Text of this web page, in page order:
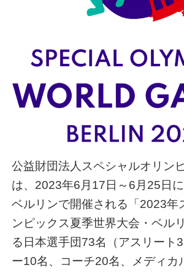
公益財団法人スペシャルオリン
は、2023年6月17日～6月25日
ベルリンで開催される「2023年
ンピックス夏季世界大会・ベル
る日本選手団73名（アスリート
ー10名、コーチ20名、メディカ